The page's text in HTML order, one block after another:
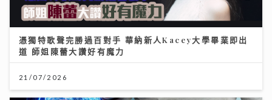
憑獨特歌聲完勝過百對手 華納新人Kacey大學畢業即出
道 師姐陳蕾大讚好有魔力
21/07/2026